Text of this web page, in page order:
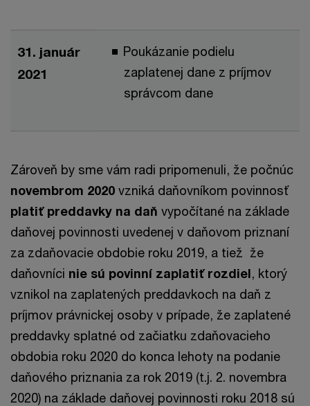
31. január
2021
Poukázanie podielu
zaplatenej dane z príjmov
správcom dane
Zároveň by sme vám radi pripomenuli, že počnúc
novembrom 2020 vzniká daňovníkom povinnosť
platiť preddavky na daň vypočítané na základe
daňovej povinnosti uvedenej v daňovom priznaní
za zdaňovacie obdobie roku 2019, a tiež že
daňovníci nie sú povinní zaplatiť rozdiel, ktorý
vznikol na zaplatených preddavkoch na daň z
príjmov právnickej osoby v prípade, že zaplatené
preddavky splatné od začiatku zdaňovacieho
obdobia roku 2020 do konca lehoty na podanie
daňového priznania za rok 2019 (t.j. 2. novembra
2020) na základe daňovej povinnosti roku 2018 sú